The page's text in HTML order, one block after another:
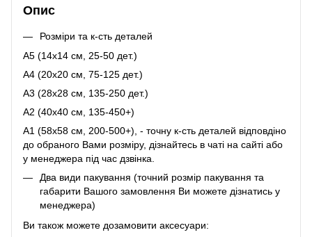
Опис
Розміри та к-сть деталей
A5 (14х14 см, 25-50 дет.)
A4 (20x20 см, 75-125 дет.)
A3 (28х28 см, 135-250 дет.)
A2 (40х40 см, 135-450+)
A1 (58х58 см, 200-500+), - точну к-сть деталей відповдіно
до обраного Вами розміру, дізнайтесь в чаті на сайті або
у менеджера під час дзвінка.
Два види пакування (точний розмір пакування та
габарити Вашого замовлення Ви можете дізнатись у
менеджера)
Ви також можете дозамовити аксесуари: